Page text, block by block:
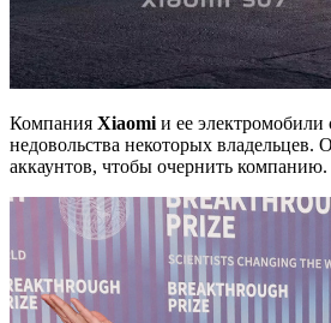
Компания Xiaomiи ее электромобили
недовольства некоторых
аккаунтов, чтобы очернить